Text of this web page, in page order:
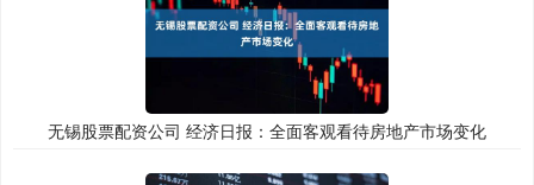
无锡股票配资公司 经济日报：全面客观看待房地产市场变化